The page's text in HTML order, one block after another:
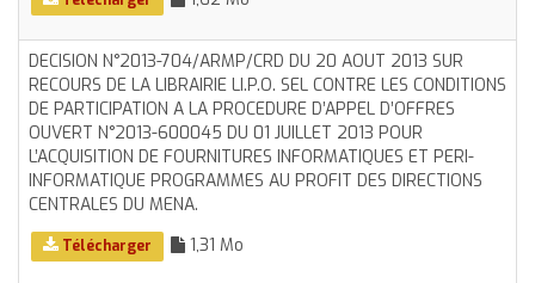
DECISION N°2013-704/ARMP/CRD DU 20 AOUT 2013 SUR
RECOURS DE LA LIBRAIRIE LI.P.O. SEL CONTRE LES CONDITIONS
DE PARTICIPATION A LA PROCEDURE D’APPEL D’OFFRES
OUVERT N°2013-600045 DU 01 JUILLET 2013 POUR
L’ACQUISITION DE FOURNITURES INFORMATIQUES ET PERI-
INFORMATIQUE PROGRAMMES AU PROFIT DES DIRECTIONS
CENTRALES DU MENA.
Télécharger 1,31 Mo